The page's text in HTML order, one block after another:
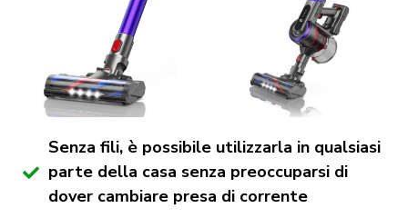
Senza fili, è possibile utilizzarla in qualsiasi
parte della casa senza preoccuparsi di
dover cambiare presa di corrente